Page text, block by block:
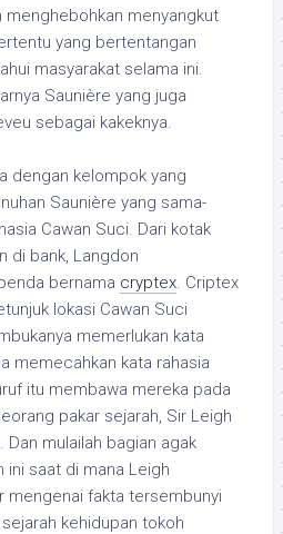
menghebohkan menyangkut
yang bertentangan
masyarakat selama ini.
Saunière yang juga
sebagai kakeknya.
dengan kelompok yang
Saunière yang sama-
Cawan Suci. Dari kotak
di bank, Langdon
bernama cryptex. Criptex
lokasi Cawan Suci
memerlukan kata
memecahkan kata rahasia
itu membawa mereka pada
pakar sejarah, Sir Leigh
Dan mulailah bagian agak
ini saat di mana Leigh
mengenai fakta tersembunyi
kehidupan tokoh